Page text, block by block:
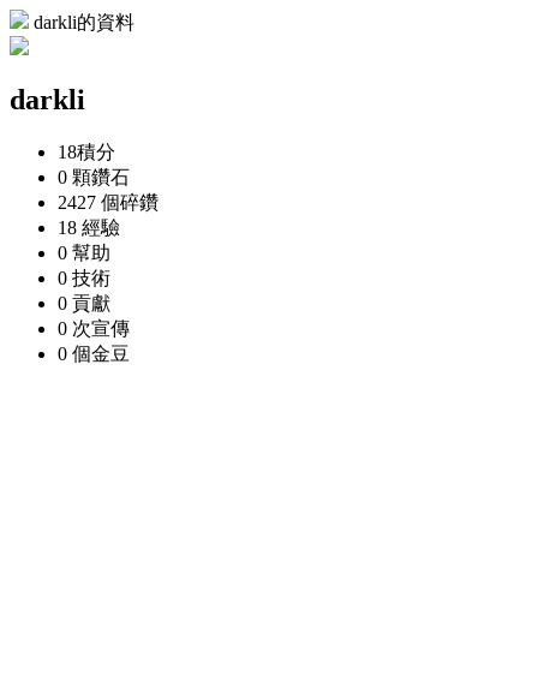
darkli的資料
darkli
18積分
0 顆鑽石
2427 個碎鑽
18 經驗
0 幫助
0 技術
0 貢獻
0 次宣傳
0 個金豆